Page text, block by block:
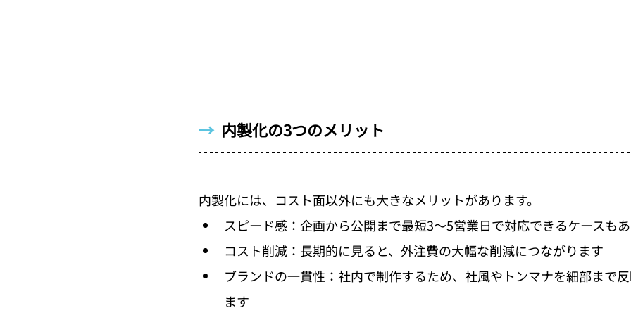
→ 内製化の3つのメリット
内製化には、コスト面以外にも大きなメリットがあります。
スピード感：企画から公開まで最短3〜5営業日で対応できるケースも
コスト削減：長期的に見ると、外注費の大幅な削減につながります
ブランドの一貫性：社内で制作するため、社風やトンマナを細部まで
ます